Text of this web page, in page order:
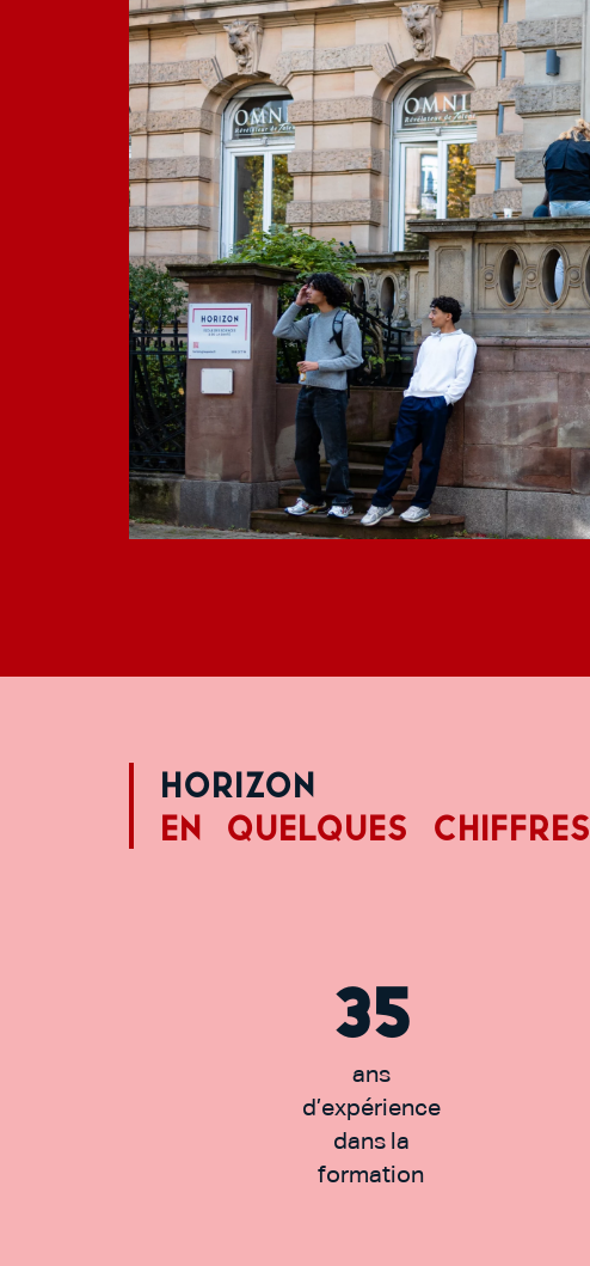
Horizon
En quelques chiffres
35
ans
d’expérience
dans la
formation